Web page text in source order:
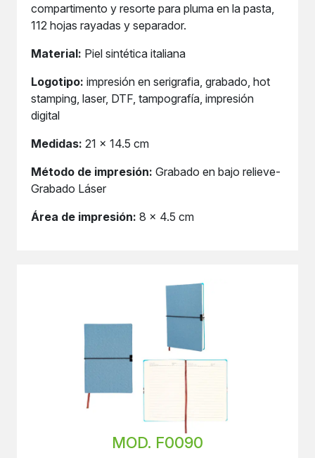
compartimento y resorte para pluma en la pasta,
112 hojas rayadas y separador.
Material: Piel sintética italiana
Logotipo: impresión en serigrafia, grabado, hot
stamping, laser, DTF, tampografía, impresión
digital
Medidas: 21 x 14.5 cm
Método de impresión: Grabado en bajo relieve-
Grabado Láser
Área de impresión: 8 x 4.5 cm
MOD. F0090